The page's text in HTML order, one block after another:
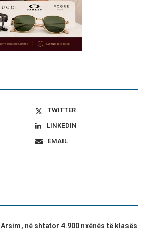
TWITTER
LINKEDIN
EMAIL
Arsim, në shtator 4.900 nxënës të klasës